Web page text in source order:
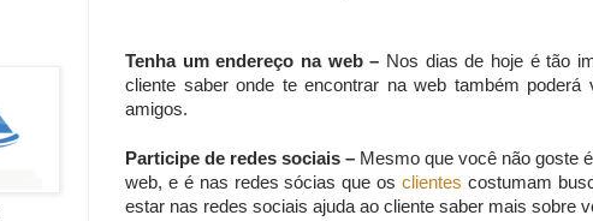
Tenha um endereço na web– Nos dias de hoje é tão
cliente saber onde te encontrar na web também
amigos.
Participe de redes sociais – Mesmo que você não goste
web, e é nas redes sócias que os clientes costumam
estar nas redes sociais ajuda ao cliente saber mais sobre